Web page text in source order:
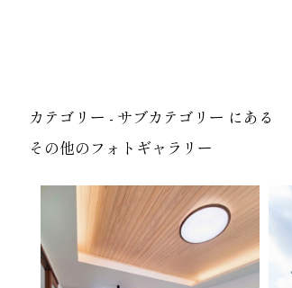
カテゴリー - サブカテゴリー にある
その他のフォトギャラリー